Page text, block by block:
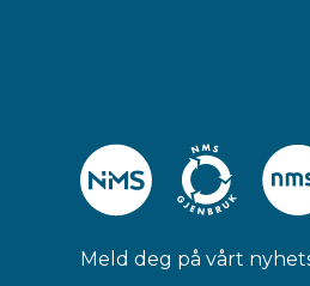
Meld deg på vårt